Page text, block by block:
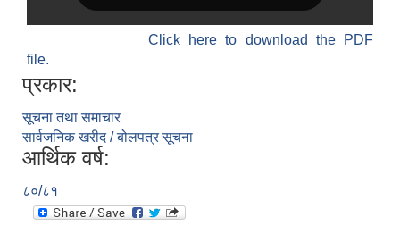
Click here to download the PDF
file.
प्रकार:
सूचना तथा समाचार
सार्वजनिक खरीद / बोलपत्र सूचना
आर्थिक वर्ष:
८०/८१